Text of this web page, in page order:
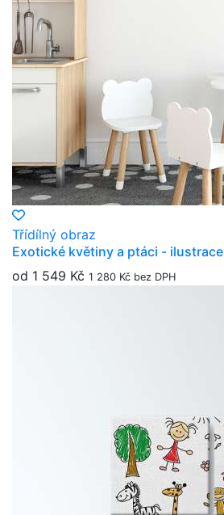
Třídílný obraz
Exotické květiny a ptáci - ilustrace
od 1 549 Kč 1 280 Kč bez DPH